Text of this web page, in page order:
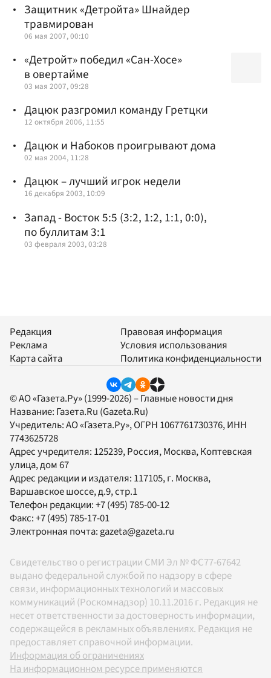
Защитник «Детройта» Шнайдер
травмирован
06 мая 2007, 00:10
«Детройт» победил «Сан-Хосе»
в овертайме
03 мая 2007, 09:28
Дацюк разгромил команду Гретцки
12 октября 2006, 11:55
Дацюк и Набоков проигрывают дома
02 мая 2004, 11:28
Дацюк – лучший игрок недели
16 декабря 2003, 10:09
Запад - Восток 5:5 (3:2, 1:2, 1:1, 0:0),
по буллитам 3:1
03 февраля 2003, 03:28
Редакция
Реклама
Карта сайта
Правовая информация
Условия использования
Политика конфиденциальности
© АО «Газета.Ру» (1999-2026) – Главные новости дня
Название: Газета.Ru (Gazeta.Ru)
Учредитель:АО «Газета.Ру», ОГРН 1067761730376, ИНН
7743625728
Адрес учредителя: 125239, Россия, Москва, Коптевская
улица, дом 67
Адрес редакции и издателя: 117105, г. Москва,
Варшавское шоссе, д.9, стр.1
Телефон редакции:+7 (495) 785-00-12
Факс:+7 (495) 785-17-01
Электронная почта:gazeta@gazeta.ru
Свидетельство о регистрации СМИ Эл № ФС77-67642
выдано федеральной службой по надзору в сфере
связи, информационных технологий и массовых
коммуникаций (Роскомнадзор) 10.11.2016 г. Редакция не
несет ответственности за достоверность информации,
содержащейся в рекламных объявлениях. Редакция не
предоставляет справочной информации.
Информация об ограничениях
На информационном ресурсе применяются